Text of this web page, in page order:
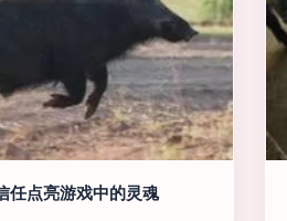
任点亮游戏中的灵魂